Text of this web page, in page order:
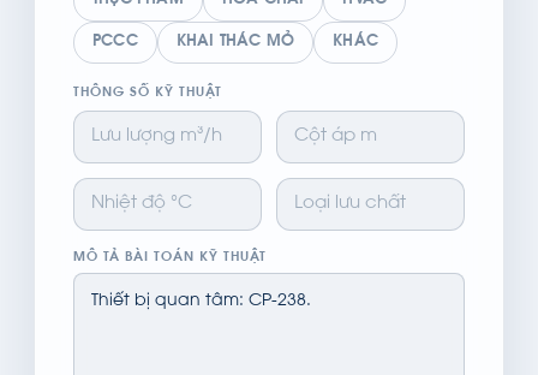
PCCC KHAI THÁC MỎ KHÁC
THÔNG SỐ KỸ THUẬT
MÔ TẢ BÀI TOÁN KỸ THUẬT